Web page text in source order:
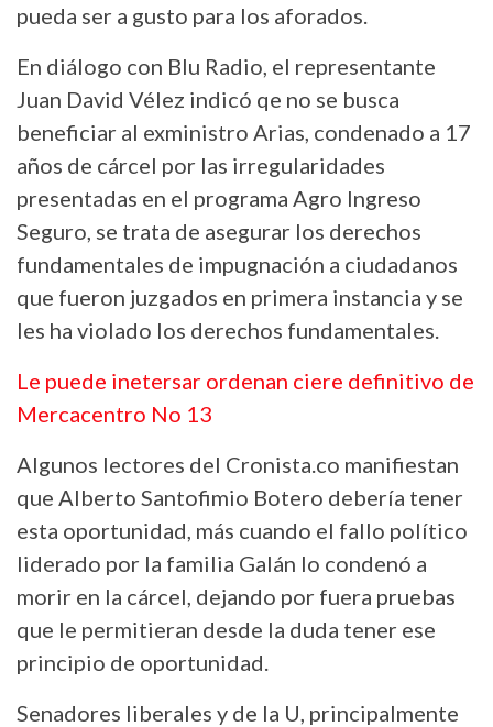
pueda ser a gusto para los aforados.
En diálogo con Blu Radio, el representante
Juan David Vélez indicó qe no se busca
beneficiar al exministro Arias, condenado a 17
años de cárcel por las irregularidades
presentadas en el programa Agro Ingreso
Seguro, se trata de asegurar los derechos
fundamentales de impugnación a ciudadanos
que fueron juzgados en primera instancia y se
les ha violado los derechos fundamentales.
Le puede inetersar ordenan ciere definitivo de
Mercacentro No 13
Algunos lectores del Cronista.co manifiestan
que Alberto Santofimio Botero debería tener
esta oportunidad, más cuando el fallo político
liderado por la familia Galán lo condenó a
morir en la cárcel, dejando por fuera pruebas
que le permitieran desde la duda tener ese
principio de oportunidad.
Senadores liberales y de la U, principalmente